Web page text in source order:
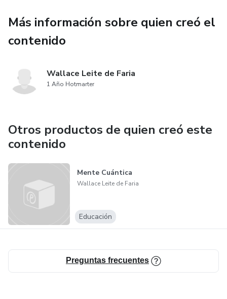
Más información sobre quien creó el
contenido
Wallace Leite de Faria
1 Año Hotmarter
Otros productos de quien creó este
contenido
Mente Cuántica
Wallace Leite de Faria
Educación
Preguntas frecuentes